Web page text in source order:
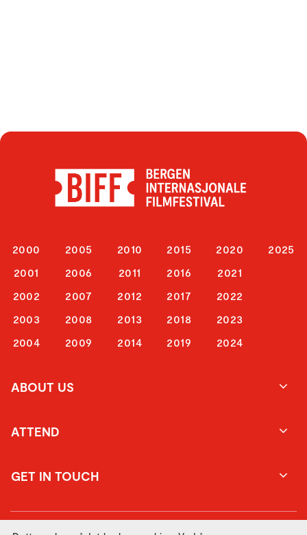
2000
2001
2002
2003
2004
2005
2006
2007
2008
2009
2010
2011
2012
2013
2014
2015
2016
2017
2018
2019
2020
2021
2022
2023
2024
2025
ABOUT US
ATTEND
GET IN TOUCH